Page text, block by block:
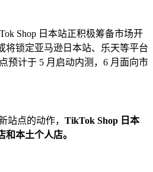
Shop 日本站正积极筹备市场开
将锁定亚马逊日本站、乐天等平台
预计于 5 月启动内测，6 月面向市
站点的动作， TikTok Shop 日本
本土个人店。